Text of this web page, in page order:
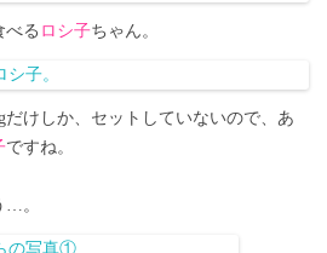
べる ロシ子ちゃん。
けしか、セットしていないので、あ
ですね。
…。